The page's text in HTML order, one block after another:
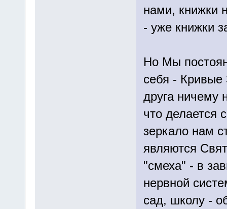
нами, книжки
- уже книжки
Но Мы
себя -
друга ничему
что делается
зеркало нам
являются
"смеха" - в
нервной
сад, школу -